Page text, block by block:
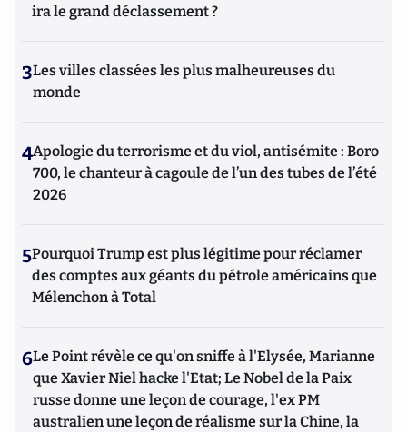
ira le grand déclassement ?
3Les villes classées les plus malheureuses du
monde
4Apologie du terrorisme et du viol, antisémite : Boro
700, le chanteur à cagoule de l’un des tubes de l’été
2026
5Pourquoi Trump est plus légitime pour réclamer
des comptes aux géants du pétrole américains que
Mélenchon à Total
6Le Point révèle ce qu'on sniffe à l'Elysée, Marianne
que Xavier Niel hacke l'Etat; Le Nobel de la Paix
russe donne une leçon de courage, l'ex PM
australien une leçon de réalisme sur la Chine, la